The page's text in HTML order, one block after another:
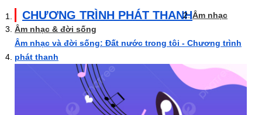
CHƯƠNG TRÌNH PHÁT THANHÂm nhạc
Âm nhạc & đời sống
Âm nhạc và đời sống: Đất nước trong tôi - Chương trình
phát thanh